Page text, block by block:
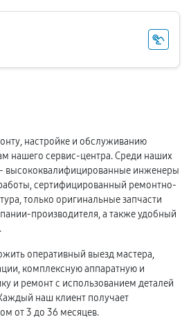
настройке и обслуживанию
нашего сервис-центра. Среди наших
высококвалифицированные инженеры
сертифицированный ремонтно-
только оригинальные запчасти
производителя, а также удобный
оперативный выезд мастера,
комплексную аппаратную и
и ремонт с использованием деталей
наш клиент получает
от 3 до 36 месяцев.